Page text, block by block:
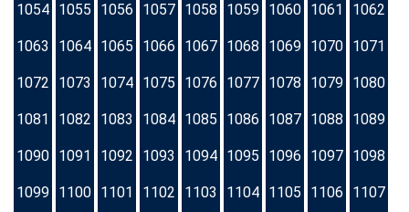
1054 1055 1056 1057 1058 1059 1060 1061 1062
1063 1064 1065 1066 1067 1068 1069 1070 1071
1072 1073 1074 1075 1076 1077 1078 1079 1080
1081 1082 1083 1084 1085 1086 1087 1088 1089
1090 1091 1092 1093 1094 1095 1096 1097 1098
1099 1100 1101 1102 1103 1104 1105 1106 1107